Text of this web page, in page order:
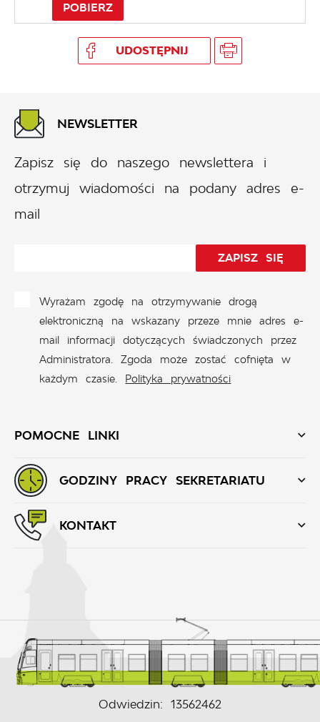
POBIERZ
UDOSTĘPNIJ
POMOCNE LINKI
NEWSLETTER
Zapisz się do naszego newslettera i
otrzymuj wiadomości na podany adres e-
mail
Wyrażam zgodę na otrzymywanie drogą
elektroniczną na wskazany przeze mnie adres e-
mail informacji dotyczących świadczonych przez
Administratora. Zgoda może zostać cofnięta w
każdym czasie. Polityka prywatności
GODZINY PRACY SEKRETARIATU
KONTAKT
Odwiedzin: 13562462